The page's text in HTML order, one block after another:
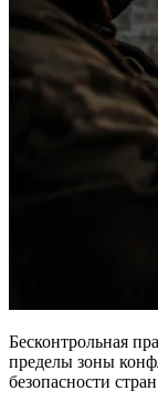
Бесконтрольная
пределы зоны
безопасности